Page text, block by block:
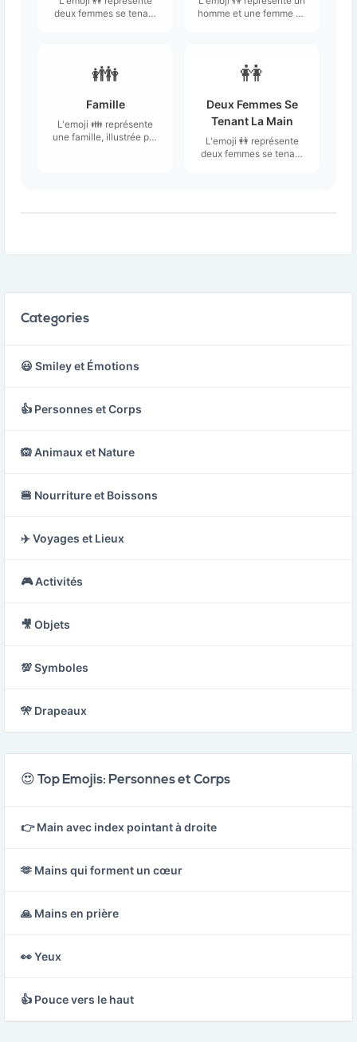
deux femmes se tenant
femmes.
homme et une femme se
ou une connexion intime
entre deux personnes.
👪
Famille
L'emoji 👪 représente
une famille, illustrée par
👭
Deux Femmes Se
Tenant La Main
L'emoji 👭 représente
deux femmes se tenant
Categories
😃 Smiley et Émotions
👍 Personnes et Corps
🙉 Animaux et Nature
🍔 Nourriture et Boissons
✈️ Voyages et Lieux
🎮 Activités
🎥 Objets
💯 Symboles
🎌 Drapeaux
😍 Top Emojis: Personnes et Corps
👉 Main avec index pointant à droite
🫶 Mains qui forment un cœur
🙏 Mains en prière
👀 Yeux
👍 Pouce vers le haut